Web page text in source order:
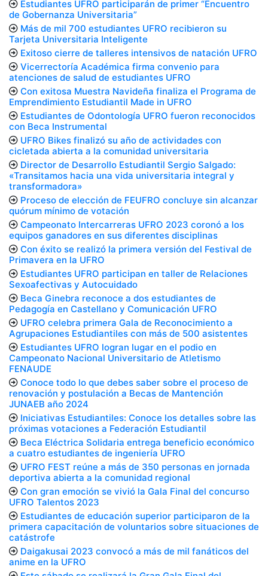
Estudiantes UFRO participarán de primer “Encuentro
de Gobernanza Universitaria”
Más de mil 700 estudiantes UFRO recibieron su
Tarjeta Universitaria Inteligente
Exitoso cierre de talleres intensivos de natación UFRO
Vicerrectoría Académica firma convenio para
atenciones de salud de estudiantes UFRO
Con exitosa Muestra Navideña finaliza el Programa de
Emprendimiento Estudiantil Made in UFRO
Estudiantes de Odontología UFRO fueron reconocidos
con Beca Instrumental
UFRO Bikes finalizó su año de actividades con
cicletada abierta a la comunidad universitaria
Director de Desarrollo Estudiantil Sergio Salgado:
«Transitamos hacia una vida universitaria integral y
transformadora»
Proceso de elección de FEUFRO concluye sin alcanzar
quórum mínimo de votación
Campeonato Intercarreras UFRO 2023 coronó a los
equipos ganadores en sus diferentes disciplinas
Con éxito se realizó la primera versión del Festival de
Primavera en la UFRO
Estudiantes UFRO participan en taller de Relaciones
Sexoafectivas y Autocuidado
Beca Ginebra reconoce a dos estudiantes de
Pedagogía en Castellano y Comunicación UFRO
UFRO celebra primera Gala de Reconocimiento a
Agrupaciones Estudiantiles con más de 500 asistentes
Estudiantes UFRO logran lugar en el podio en
Campeonato Nacional Universitario de Atletismo
FENAUDE
Conoce todo lo que debes saber sobre el proceso de
renovación y postulación a Becas de Mantención
JUNAEB año 2024
Iniciativas Estudiantiles: Conoce los detalles sobre las
próximas votaciones a Federación Estudiantil
Beca Eléctrica Solidaria entrega beneficio económico
a cuatro estudiantes de ingeniería UFRO
UFRO FEST reúne a más de 350 personas en jornada
deportiva abierta a la comunidad regional
Con gran emoción se vivió la Gala Final del concurso
UFRO Talentos 2023
Estudiantes de educación superior participaron de la
primera capacitación de voluntarios sobre situaciones de
catástrofe
Daigakusai 2023 convocó a más de mil fanáticos del
anime en la UFRO